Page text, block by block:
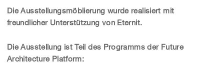
Die Ausstellungsmöblierung wurde realisiert mit
freundlicher Unterstützung von Eternit.
Die Ausstellung ist Teil des Programms der Future
Architecture Platform: